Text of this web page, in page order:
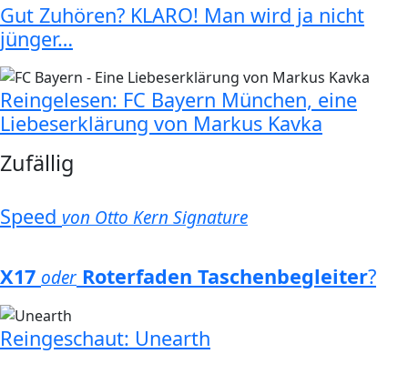
Gut Zuhören? KLARO! Man wird ja nicht
jünger…
Reingelesen: FC Bayern München, eine
Liebeserklärung von Markus Kavka
Zufällig
Speed von Otto Kern Signature
X17 oder Roterfaden Taschenbegleiter?
Reingeschaut: Unearth